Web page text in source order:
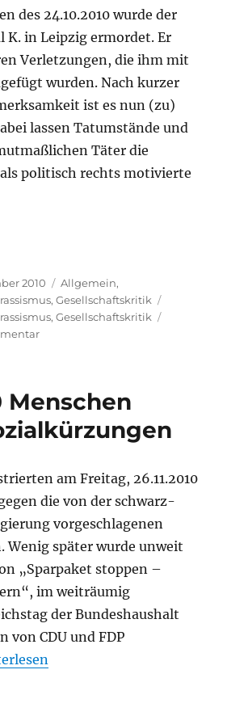
des 24.10.2010 wurde der
K. in Leipzig ermordet. Er
Verletzungen, die ihm mit
wurden. Nach kurzer
ist es nun (zu)
lassen Tatumstände und
Täter die
politisch rechts motivierte
Mord an Kamal K. brechen“
2010 Kategorien
Allgemein,
,Gesellschaftskritik
,Gesellschaftskritik
zu
Mord
Kamal
Menschen
am Freitag, 26.11.2010
die von der schwarz-
vorgeschlagenen
Wenig später wurde unweit
„Sparpaket stoppen –
im weiträumig
der Bundeshaushalt
von CDU und FDP
3000 Menschen gegen